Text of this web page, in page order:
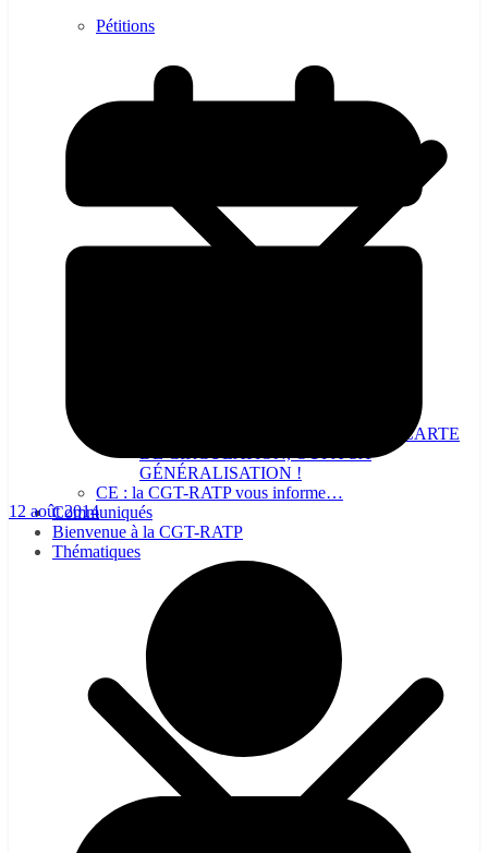
Pétitions
NON A LA SUPPRESSION DE LA CARTE
DE CIRCULATION, OUI À SA
GÉNÉRALISATION !
CE : la CGT-RATP vous informe…
Communiqués
Bienvenue à la CGT-RATP
Thématiques
12 août 2014